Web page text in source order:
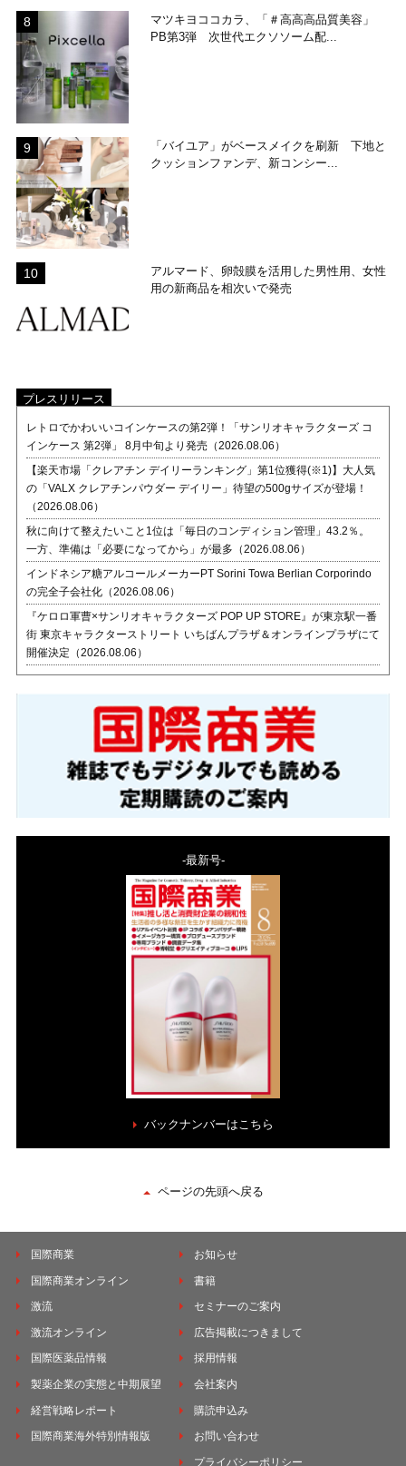
マツキヨココカラ、「＃高高高品質美容」
PB第3弾 次世代エクソソーム配...
「バイユア」がベースメイクを刷新 下地と
クッションファンデ、新コンシー...
アルマード、卵殻膜を活用した男性用、女性
用の新商品を相次いで発売
プレスリリース
レトロでかわいいコインケースの第2弾！「サンリオキャラクターズ コ
インケース 第2弾」 8月中旬より発売（2026.08.06）
【楽天市場「クレアチン デイリーランキング」第1位獲得(※1)】大人気
の「VALX クレアチンパウダー デイリー」待望の500gサイズが登場！
（2026.08.06）
秋に向けて整えたいこと1位は「毎日のコンディション管理」43.2％。
一方、準備は「必要になってから」が最多（2026.08.06）
インドネシア糖アルコールメーカーPT Sorini Towa Berlian Corporindo
の完全子会社化（2026.08.06）
『ケロロ軍曹×サンリオキャラクターズ POP UP STORE』が東京駅一番
街 東京キャラクターストリート いちばんプラザ＆オンラインプラザにて
開催決定（2026.08.06）
-最新号-
バックナンバーはこちら
ページの先頭へ戻る
国際商業
国際商業オンライン
激流
激流オンライン
国際医薬品情報
製薬企業の実態と中期展望
経営戦略レポート
国際商業海外特別情報版
お知らせ
書籍
セミナーのご案内
広告掲載につきまして
採用情報
会社案内
購読申込み
お問い合わせ
プライバシーポリシー